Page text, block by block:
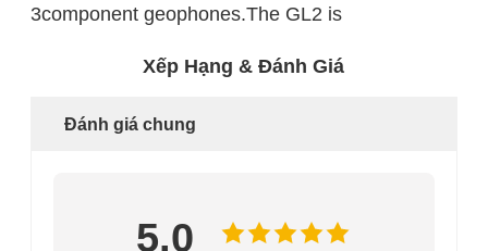
3component geophones.The GL2 is
Xếp Hạng & Đánh Giá
Đánh giá chung
5.0